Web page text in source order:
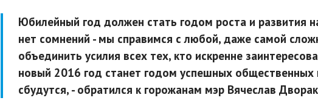
Юбилейный год должен стать годом роста и развития
нет сомнений - мы справимся с любой, даже самой
объединить усилия всех тех, кто искренне
новый 2016 год станет годом успешных общественных
сбудутся, - обратился к горожанам мэр Вячеслав